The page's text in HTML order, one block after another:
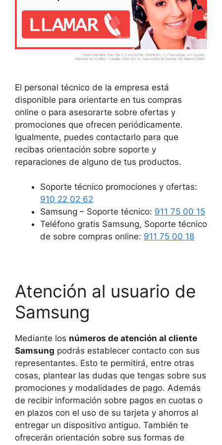
El personal técnico de la empresa está
disponible para orientarte en tus compras
online o para asesorarte sobre ofertas y
promociones que ofrecen periódicamente.
Igualmente, puedes contactarlo para que
recibas orientación sobre soporte y
reparaciones de alguno de tus productos.
Soporte técnico promociones y ofertas:
910 22 02 62
Samsung – Soporte técnico: 911 75 00 15
Teléfono gratis Samsung, Soporte técnico
de sobre compras online: 911 75 00 18
Atención al usuario de
Samsung
Mediante los números de atención al cliente
Samsung podrás establecer contacto con sus
representantes. Esto te permitirá, entre otras
cosas, plantear las dudas que tengas sobre sus
promociones y modalidades de pago. Además
de recibir información sobre pagos en cuotas o
en plazos con el uso de su tarjeta y ahorros al
entregar un dispositivo antiguo. También te
ofrecerán orientación sobre sus formas de